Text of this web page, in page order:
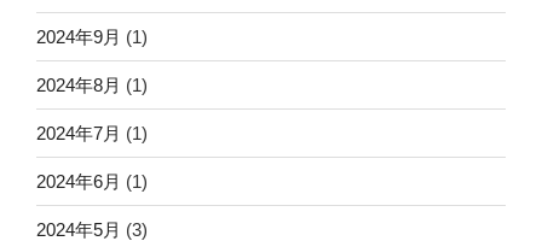
2024年9月 (1)
2024年8月 (1)
2024年7月 (1)
2024年6月 (1)
2024年5月 (3)